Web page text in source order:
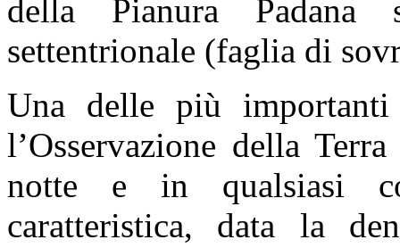
della Pianura
settentrionale (faglia di
Una delle più
l’Osservazione della
notte e in qualsiasi
caratteristica, data la